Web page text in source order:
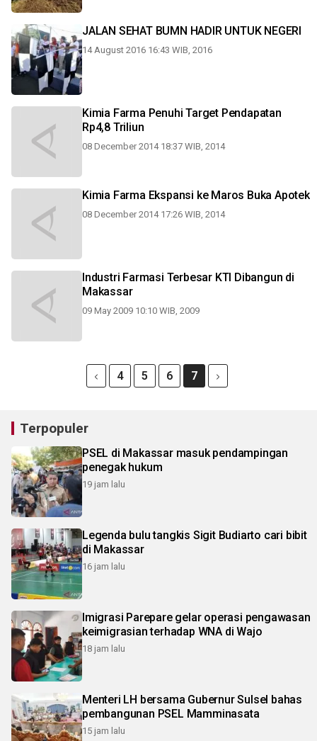
JALAN SEHAT BUMN HADIR UNTUK NEGERI
14 August 2016 16:43 WIB, 2016
Kimia Farma Penuhi Target Pendapatan
Rp4,8 Triliun
08 December 2014 18:37 WIB, 2014
Kimia Farma Ekspansi ke Maros Buka Apotek
08 December 2014 17:26 WIB, 2014
Industri Farmasi Terbesar KTI Dibangun di
Makassar
09 May 2009 10:10 WIB, 2009
4 5 6 7
Terpopuler
PSEL di Makassar masuk pendampingan
penegak hukum
19 jam lalu
Legenda bulu tangkis Sigit Budiarto cari bibit
di Makassar
16 jam lalu
Imigrasi Parepare gelar operasi pengawasan
keimigrasian terhadap WNA di Wajo
18 jam lalu
Menteri LH bersama Gubernur Sulsel bahas
pembangunan PSEL Mamminasata
15 jam lalu